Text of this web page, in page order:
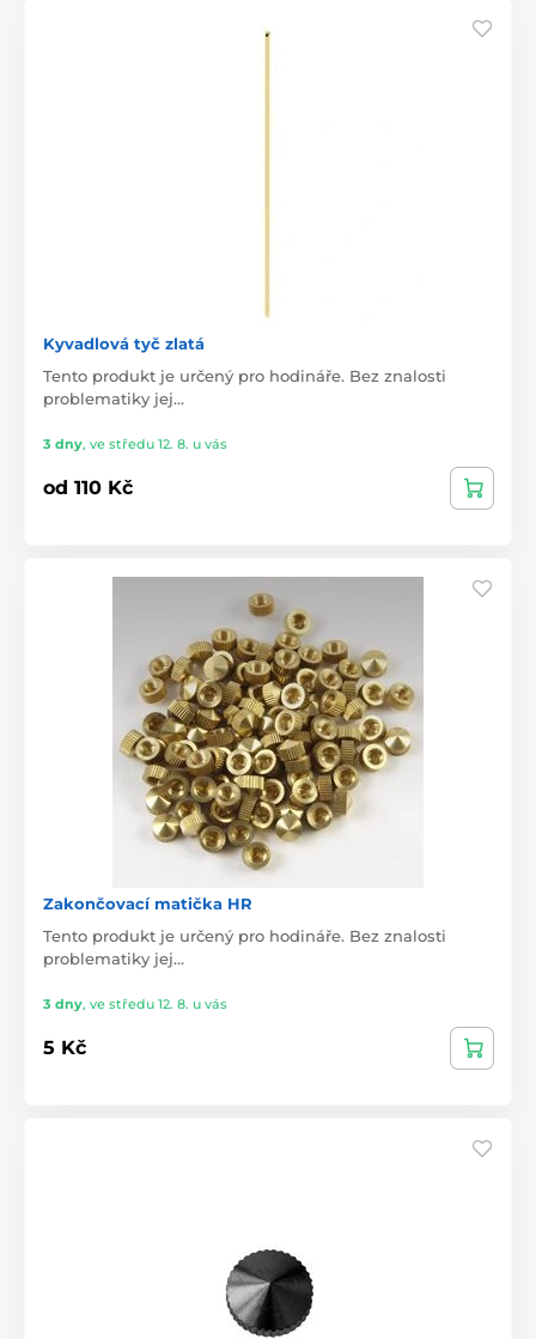
Kyvadlová tyč zlatá
Tento produkt je určený pro hodináře. Bez znalosti
problematiky jej…
3 dny, ve středu 12. 8. u vás
od 110 Kč
Zakončovací matička HR
Tento produkt je určený pro hodináře. Bez znalosti
problematiky jej…
3 dny, ve středu 12. 8. u vás
5 Kč